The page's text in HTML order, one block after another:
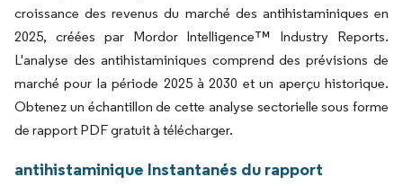
croissance des revenus du marché des antihistaminiques en
2025, créées par Mordor Intelligence™ Industry Reports.
L'analyse des antihistaminiques comprend des prévisions de
marché pour la période 2025 à 2030 et un aperçu historique.
Obtenez un échantillon de cette analyse sectorielle sous forme
de rapport PDF gratuit à télécharger.
antihistaminique Instantanés du rapport